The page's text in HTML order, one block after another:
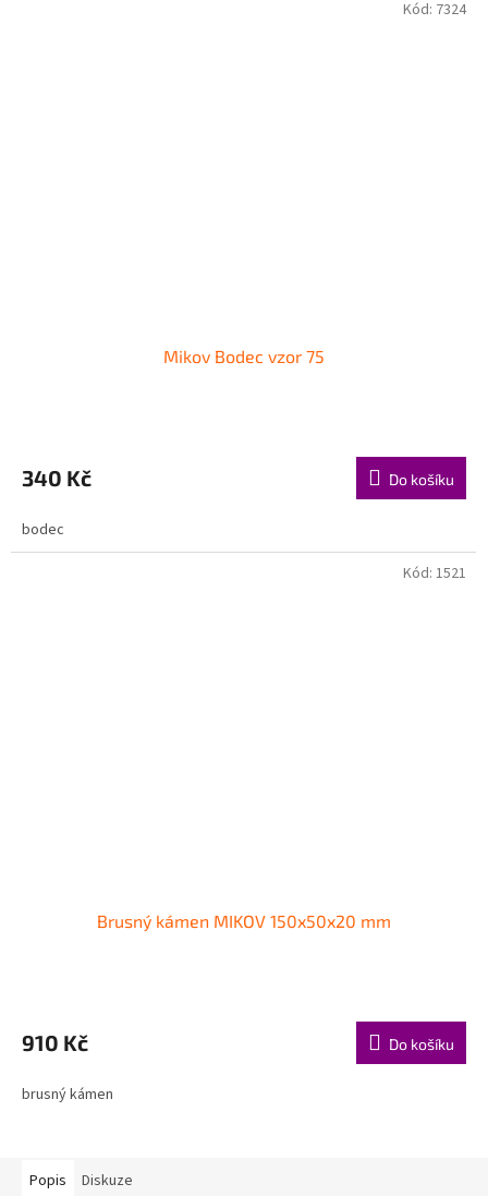
Mikov Bodec vzor 75
340 Kč Do košíku
bodec
Kód: 7324
Brusný kámen MIKOV 150x50x20 mm
910 Kč Do košíku
brusný kámen
Kód: 1521
Popis Diskuze